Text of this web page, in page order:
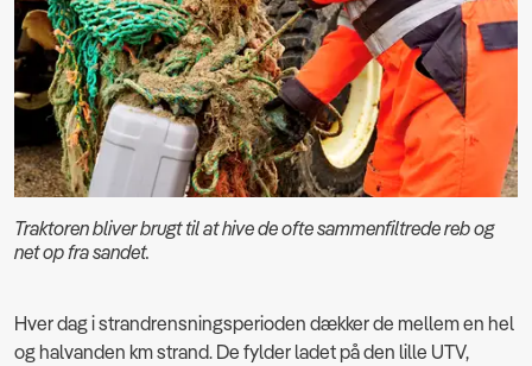
Traktoren bliver brugt til at hive de ofte sammenfiltrede reb og
net op fra sandet.
Hver dag i strandrensningsperioden dækker de mellem en hel
og halvanden km strand. De fylder ladet på den lille UTV,